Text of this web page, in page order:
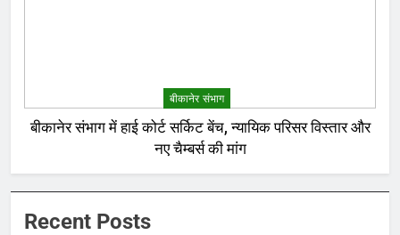
बीकानेर संभाग
बीकानेर संभाग में हाई कोर्ट सर्किट बेंच, न्यायिक परिसर विस्तार और
नए चैम्बर्स की मांग
Recent Posts